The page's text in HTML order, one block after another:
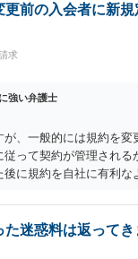
更前の入会者に新
求
強い弁護士
、一般的には規約を変
って契約が管理される
後に規約を自社に有利な
ます。
迷惑料は返ってき